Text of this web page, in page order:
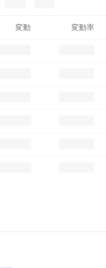
変動 変動率